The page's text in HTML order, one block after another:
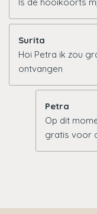
Is de hooikoorts
Surita
Hoi Petra ik zou
ontvangen
Petra
Op dit
gratis voor